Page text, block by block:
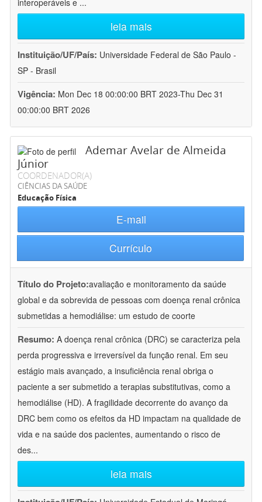
interoperáveis e ...
leia mais
Instituição/UF/País: Universidade Federal de São Paulo -
SP - Brasil
Vigência: Mon Dec 18 00:00:00 BRT 2023-Thu Dec 31
00:00:00 BRT 2026
Ademar Avelar de Almeida
Júnior
COORDENADOR(A)
CIÊNCIAS DA SAÚDE
Educação Física
E-mail
Currículo
Título do Projeto:avaliação e monitoramento da saúde
global e da sobrevida de pessoas com doença renal crônica
submetidas a hemodiálise: um estudo de coorte
Resumo: A doença renal crônica (DRC) se caracteriza pela
perda progressiva e irreversível da função renal. Em seu
estágio mais avançado, a insuficiência renal obriga o
paciente a ser submetido a terapias substitutivas, como a
hemodiálise (HD). A fragilidade decorrente do avanço da
DRC bem como os efeitos da HD impactam na qualidade de
vida e na saúde dos pacientes, aumentando o risco de
des...
leia mais